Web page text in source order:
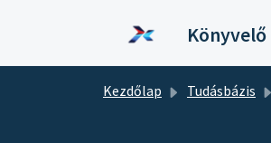
Kezdőlap Tudásbázis